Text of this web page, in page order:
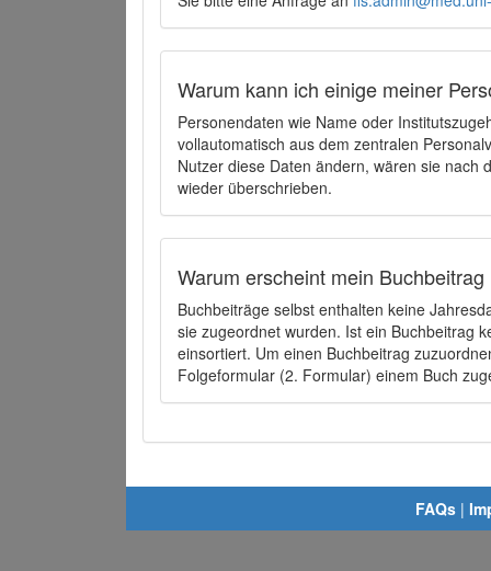
Warum kann ich einige meiner
Personendaten wie Name oder
vollautomatisch aus dem zentralen
Nutzer diese Daten ändern, wären sie
wieder überschrieben.
Warum erscheint mein
Buchbeiträge selbst enthalten keine
sie zugeordnet wurden. Ist ein Buchbeitrag
einsortiert. Um einen Buchbeitrag
Folgeformular (2. Formular) einem Buch
FAQs |